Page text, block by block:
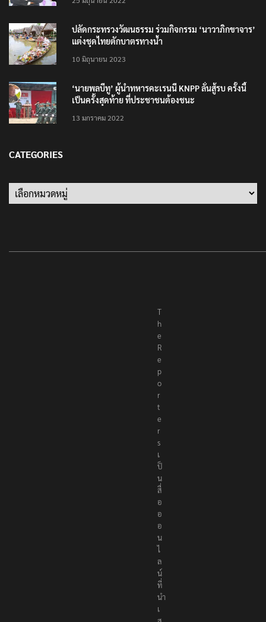
ปลัดกระทรวงวัฒนธรรม ร่วมกิจกรรม ‘นาวาภิกขาจาร’
แต่งชุดไทยตักบาตรทางน้ำ
10 มิถุนายน 2023
‘นายพลบีทู’ ผู้นำทหารคะเรนนี KNPP ลั่นสู้รบ ครั้งนี้
เป็นครั้งสุดท้าย ที่ประชาชนต้องชนะ
13 มกราคม 2022
CATEGORIES
Categories
T
h
e
R
e
p
o
r
t
e
r
s
เ
ป็
น
สื่
อ
อ
อ
น
ไ
ล
น์
ที่
นำ
เ